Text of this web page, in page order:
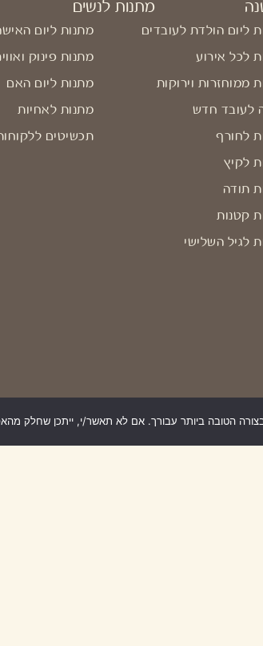
ליום הולדת לעובדים
לכל אירוע
ממוחזרות וירוקות
לעובד חדש
לחורף
לקיץ
תודה
קטנות
לגיל השלישי
מתנות לנשים
מתנות ליום
מתנות פינוק
מתנות ליום האם
מתנות לאחיות
תכשיטים